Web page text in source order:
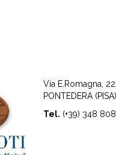
Via E.Romagna,
PONTEDERA (PISA)
Tel. (+39) 348